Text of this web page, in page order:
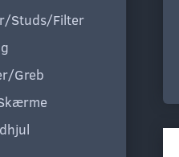
Studs/Filter
Greb